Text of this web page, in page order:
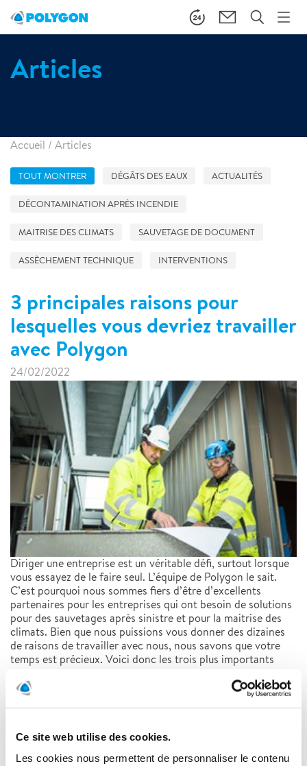
Ce site web utilise des cookies.
Les cookies nous permettent de personnaliser le contenu
Articles
Accueil / Articles
TOUT MONTRER DÉGÂTS DES EAUX ACTUALITÉS
DÉCONTAMINATION APRÈS INCENDIE
MAITRISE DES CLIMATS SAUVETAGE DE DOCUMENT
ASSÈCHEMENT TECHNIQUE INTERVENTIONS
3 principales raisons pour
lesquelles vous devriez travailler
avec Polygon
24/02/2022
Diriger une entreprise est un véritable défi, surtout lorsque
vous essayez de le faire seul. L’équipe de Polygon le sait.
C’est pourquoi nous sommes fiers d’être d’excellents
partenaires pour les entreprises qui ont besoin de solutions
pour des sauvetages après sinistre et pour la maitrise des
climats. Bien que nous puissions vous donner des dizaines
de raisons de travailler avec nous, nous savons que votre
temps est précieux. Voici donc les trois plus importants
LIRE LA SUITE